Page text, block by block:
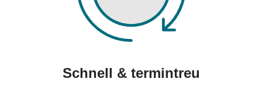
Schnell & termintreu